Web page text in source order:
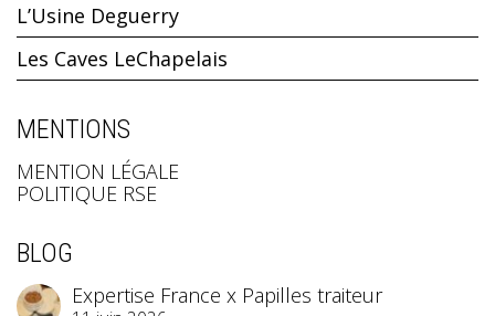
L’Usine Deguerry
Les Caves LeChapelais
MENTIONS
MENTION LÉGALE
POLITIQUE RSE
BLOG
Expertise France x Papilles traiteur